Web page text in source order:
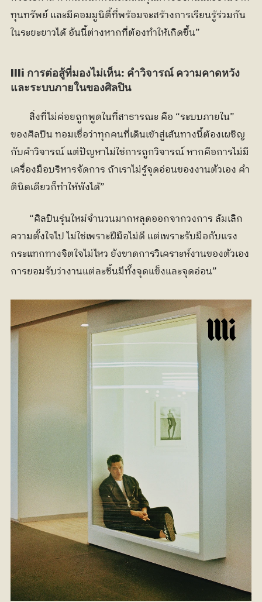
ทุนทรัพย์ และมีคอมมูนิตี้ที่พร้อมจะสร้างการเรียนรู้ร่วมกัน
ในระยะยาวได้ อันนี้ต่างหากที่ต้องทำให้เกิดขึ้น”
llli การต่อสู้ที่มองไม่เห็น: คำวิจารณ์ ความคาดหวัง
และระบบภายในของศิลปิน
ของศิลปิน ทอมเชื่อว่าทุกคนที่เดินเข้าสู่เส้นทางนี้ต้องเผชิญ
กับคำวิจารณ์ แต่ปัญหาไม่ใช่การถูกวิจารณ์ หากคือการไม่มี
เครื่องมือบริหารจัดการ ถ้าเราไม่รู้จุดอ่อนของงานตัวเอง คำ
ตินิดเดียวก็ทำให้พังได้”
ความตั้งใจไป ไม่ใช่เพราะฝีมือไม่ดี แต่เพราะรับมือกับแรง
กระแทกทางจิตใจไม่ไหว ยังขาดการวิเคราะห์งานของตัวเอง
การยอมรับว่างานแต่ละชิ้นมีทั้งจุดแข็งและจุดอ่อน”